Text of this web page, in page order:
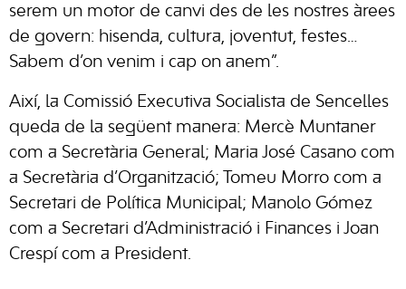
serem un motor de canvi des de les nostres àrees
de govern: hisenda, cultura, joventut, festes…
Sabem d’on venim i cap on anem”.
Així, la Comissió Executiva Socialista de Sencelles
queda de la següent manera: Mercè Muntaner
com a Secretària General; Maria José Casano com
a Secretària d’Organització; Tomeu Morro com a
Secretari de Política Municipal; Manolo Gómez
com a Secretari d’Administració i Finances i Joan
Crespí com a President.